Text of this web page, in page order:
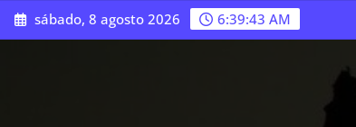
Saltar
al
sábado, 8 agosto 2026 6:39:44 AM